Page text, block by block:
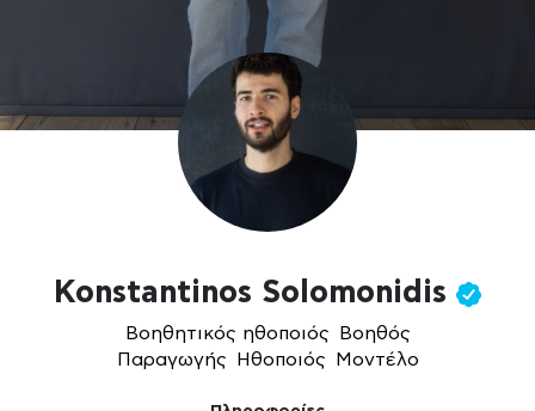
Konstantinos Solomonidis
Βοηθητικός ηθοποιός
Βοηθός
Παραγωγής
Ηθοποιός Μοντέλο